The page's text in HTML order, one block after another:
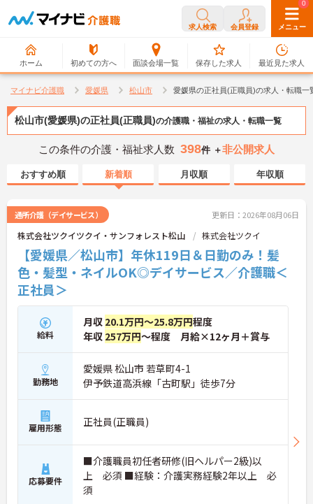
求人検索 会員登録 メニュー
ホーム 初めての方へ 面談会場一覧
0
保存した求人
0
最近見た求人
マイナビ介護職 愛媛県 松山市 愛媛県の正社員(正職員)の求人・転職一
松山市(愛媛県)の正社員(正職員)の介護職・福祉の求人・転職一覧
この条件の介護・福祉求人数 398件 ＋非公開求人
おすすめ順 新着順 月収順 年収順
通所介護（デイサービス） 更新日：2026年08月06日
株式会社ツクイツクイ・サンフォレスト松山 株式会社ツクイ
【愛媛県／松山市】年休119日＆日勤のみ！髪
色・髪型・ネイルOK◎デイサービス／介護職＜
正社員＞
給料
月収 20.1万円～25.8万円程度
年収 257万円～程度 月給×12ヶ月＋賞与
勤務地
愛媛県 松山市 若草町4-1
伊予鉄道高浜線「古町駅」徒歩7分
雇用形態 正社員(正職員)
応募要件
■介護職員初任者研修(旧ヘルパー2級)以
上 必須 ■経験：介護実務経験2年以上 必
須